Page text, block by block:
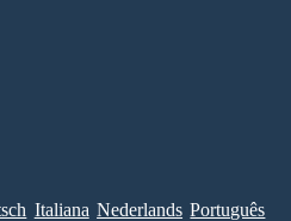
Italiana Nederlands Português